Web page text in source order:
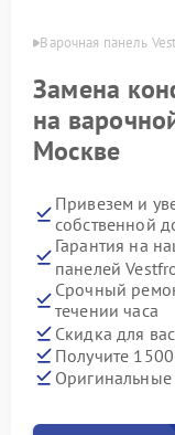
Варочная панель
Замена
на
Москве
Привезем и
собственной
Гарантия на
панелей
Срочный
течении часа
Скидка для
Получите